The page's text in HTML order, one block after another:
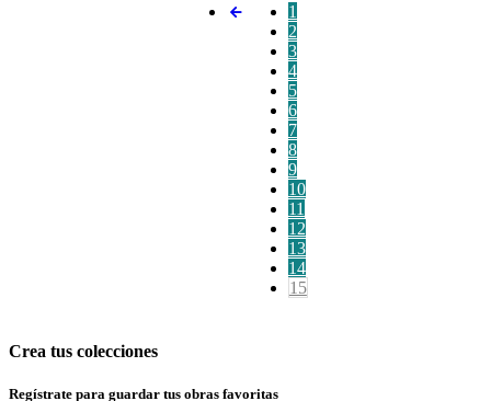
1
2
3
4
5
6
7
8
9
10
11
12
13
14
15
Crea tus colecciones
Regístrate para guardar tus obras favoritas